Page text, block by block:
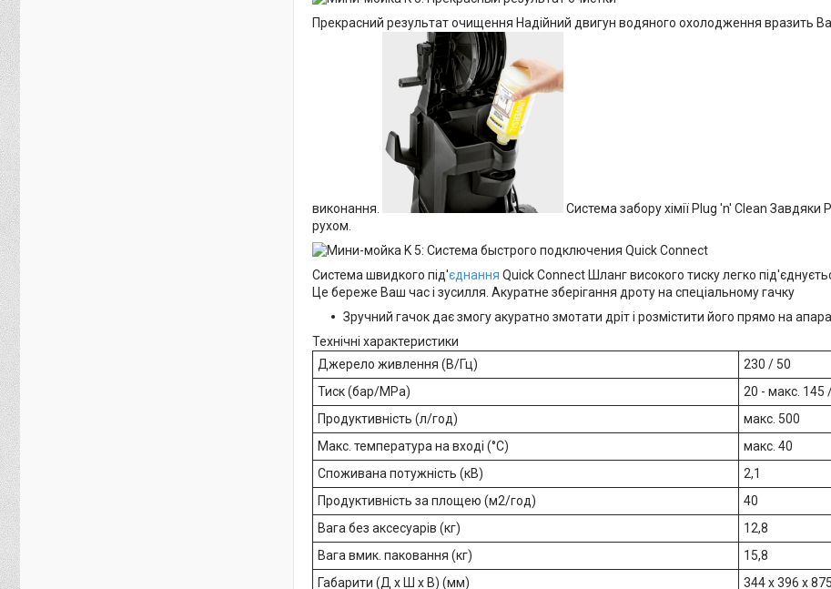
Прекрасний результат очищення Надійний двигун водяного охолодження вразить
виконання.
Система забору хімії Plug 'n' Clean
рухом.
Система швидкого під'єднання Quick Connect Шланг високого тиску легко
Це береже Ваш час і зусилля. Акуратне зберігання дроту на спеціальному гачку
Зручний гачок дає змогу акуратно змотати дріт і розмістити його прямо на
Технічні характеристики
Джерело живлення (В/Гц)
230 / 50
Тиск (бар/MPa)
20 - макс. 145
Продуктивність (л/год)
макс. 500
Макс. температура на вході (°C)
макс. 40
Споживана потужність (кВ)
2,1
Продуктивність за площею (м2/год)
40
Вага без аксесуарів (кг)
12,8
Вага вмик. паковання (кг)
15,8
Габарити (Д x Ш x В) (мм)
344 x 396 x 875